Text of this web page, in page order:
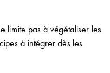
limite pas à végétaliser les
à intégrer dès les